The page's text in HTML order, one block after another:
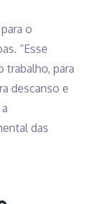
o
“Esse
trabalho, para
descanso e
das